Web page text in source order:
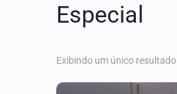
Especial
Exibindo um único resultado